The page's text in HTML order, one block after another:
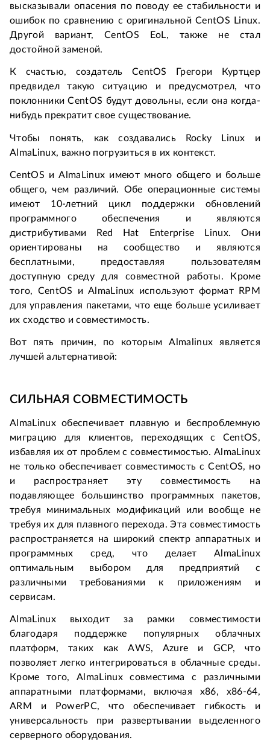
высказывали опасения по поводу ее стабильности и
ошибок по сравнению с оригинальной CentOS Linux.
Другой вариант, CentOS EoL, также не стал
достойной заменой.
К счастью, создатель CentOS Грегори Куртцер
предвидел такую ситуацию и предусмотрел, что
поклонники CentOS будут довольны, если она когда-
нибудь прекратит свое существование.
Чтобы понять, как создавались Rocky Linux и
AlmaLinux, важно погрузиться в их контекст.
CentOS и AlmaLinux имеют много общего и больше
общего, чем различий. Обе операционные системы
имеют 10-летний цикл поддержки обновлений
программного обеспечения и являются
дистрибутивами Red Hat Enterprise Linux. Они
ориентированы на сообщество и являются
бесплатными, предоставляя пользователям
доступную среду для совместной работы. Кроме
того, CentOS и AlmaLinux используют формат RPM
для управления пакетами, что еще больше усиливает
их сходство и совместимость.
Вот пять причин, по которым Almalinux является
лучшей альтернативой:
СИЛЬНАЯ СОВМЕСТИМОСТЬ
AlmaLinux обеспечивает плавную и беспроблемную
миграцию для клиентов, переходящих с CentOS,
избавляя их от проблем с совместимостью. AlmaLinux
не только обеспечивает совместимость с CentOS, но
и распространяет эту совместимость на
подавляющее большинство программных пакетов,
требуя минимальных модификаций или вообще не
требуя их для плавного перехода. Эта совместимость
распространяется на широкий спектр аппаратных и
программных сред, что делает AlmaLinux
оптимальным выбором для предприятий с
различными требованиями к приложениям и
сервисам.
AlmaLinux выходит за рамки совместимости
благодаря поддержке популярных облачных
платформ, таких как AWS, Azure и GCP, что
позволяет легко интегрироваться в облачные среды.
Кроме того, AlmaLinux совместима с различными
аппаратными платформами, включая x86, x86-64,
ARM и PowerPC, что обеспечивает гибкость и
универсальность при развертывании выделенного
серверного оборудования.